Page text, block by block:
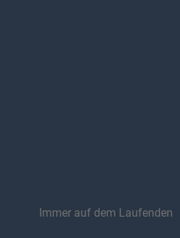
Immer auf dem Laufenden